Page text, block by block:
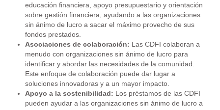
educación financiera, apoyo presupuestario y orientación
sobre gestión financiera, ayudando a las organizaciones
sin ánimo de lucro a sacar el máximo provecho de sus
fondos prestados.
Asociaciones de colaboración: Las CDFI colaboran a
menudo con organizaciones sin ánimo de lucro para
identificar y abordar las necesidades de la comunidad.
Este enfoque de colaboración puede dar lugar a
soluciones innovadoras y a un mayor impacto.
Apoyo a la sostenibilidad: Los préstamos de las CDFI
pueden ayudar a las organizaciones sin ánimo de lucro a